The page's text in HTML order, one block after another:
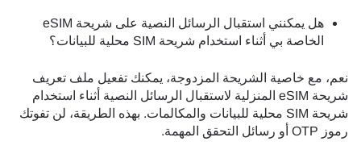
هل يمكنني استقبال الرسائل النصية على شريحة eSIM
الخاصة بي أثناء استخدام شريحة SIM محلية للبيانات؟
نعم، مع خاصية الشريحة المزدوجة، يمكنك تفعيل ملف تعريف
شريحة eSIM المنزلية لاستقبال الرسائل النصية أثناء استخدام
شريحة SIM محلية للبيانات والمكالمات. بهذه الطريقة، لن تفوتك
رموز OTP أو رسائل التحقق المهمة.